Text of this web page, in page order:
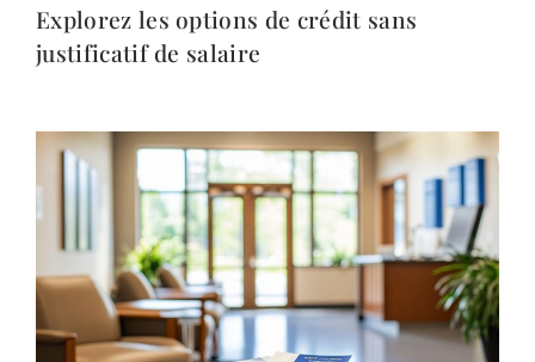
Explorez les options de crédit sans
justificatif de salaire